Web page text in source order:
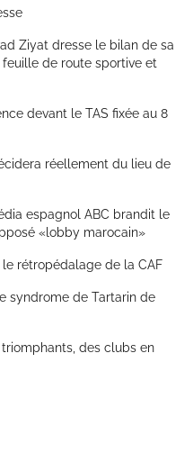
Ziyat dresse le bilan de sa
de route sportive et
devant le TAS fixée au 8
réellement du lieu de
espagnol ABC brandit le
«lobby marocain»
le rétropédalage de la CAF
syndrome de Tartarin de
des clubs en